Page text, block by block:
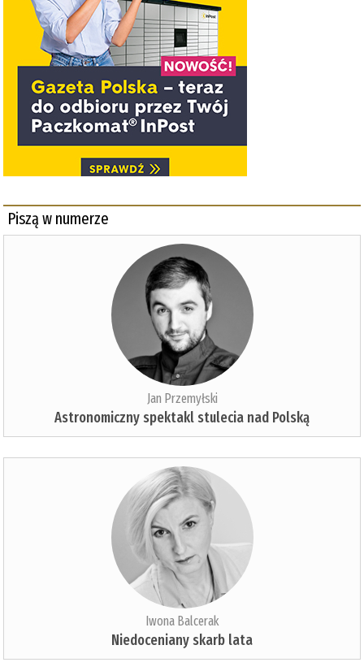
Piszą w numerze
Jan Przemyłski
Astronomiczny spektakl stulecia nad Polską
Iwona Balcerak
Niedoceniany skarb lata